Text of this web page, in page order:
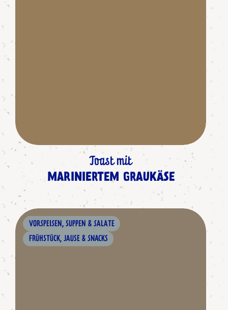
Toast mit
MARINIERTEM GRAUKÄSE
VORSPEISEN, SUPPEN & SALATE
FRÜHSTÜCK, JAUSE & SNACKS